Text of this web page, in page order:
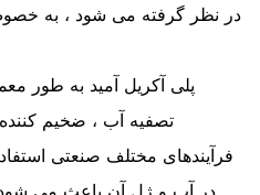
در نظر گرفته می شود ، به
پلی آکریل آمید به طور
تصفیه آب ، ضخیم کننده
فرآیندهای مختلف صنعتی